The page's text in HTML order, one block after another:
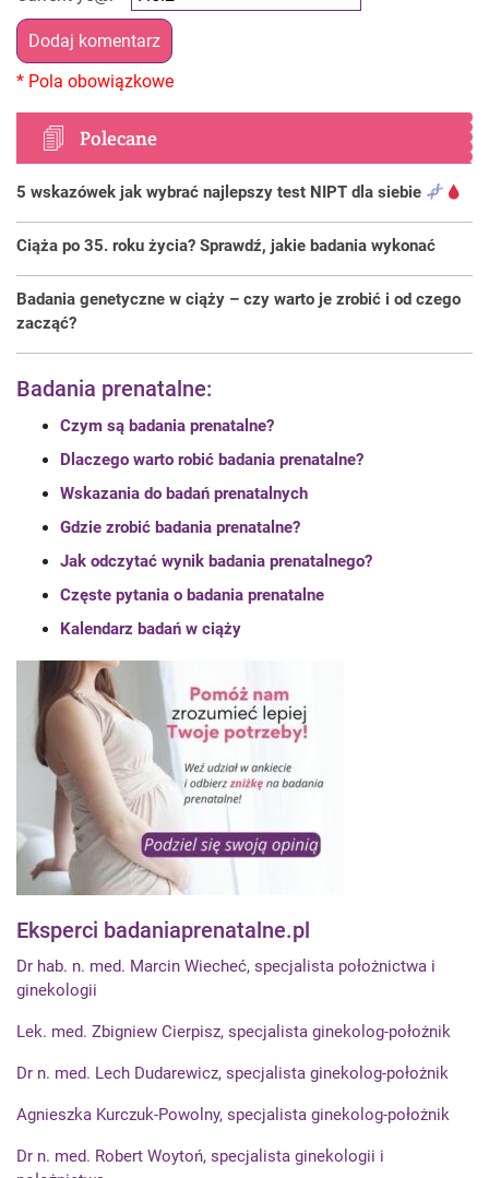
Polecane
5 wskazówek jak wybrać najlepszy test NIPT dla siebie
Ciąża po 35. roku życia? Sprawdź, jakie badania wykonać
Badania genetyczne w ciąży – czy warto je zrobić i od czego
zacząć?
Badania prenatalne:
Czym są badania prenatalne?
Dlaczego warto robić badania prenatalne?
Wskazania do badań prenatalnych
Gdzie zrobić badania prenatalne?
Jak odczytać wynik badania prenatalnego?
Częste pytania o badania prenatalne
Kalendarz badań w ciąży
Eksperci badaniaprenatalne.pl
Dr hab. n. med. Marcin Wiecheć, specjalista położnictwa i
ginekologii
Lek. med. Zbigniew Cierpisz, specjalista ginekolog-położnik
Dr n. med. Lech Dudarewicz, specjalista ginekolog-położnik
Agnieszka Kurczuk-Powolny, specjalista ginekolog-położnik
Dr n. med. Robert Woytoń, specjalista ginekologii i